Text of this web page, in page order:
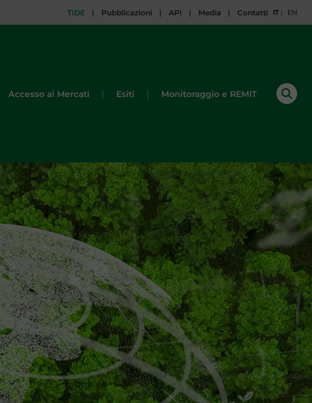
TIDE | Pubblicazioni | API | Media | Contatti IT | EN
Accesso ai Mercati | Esiti | Monitoraggio e REMIT